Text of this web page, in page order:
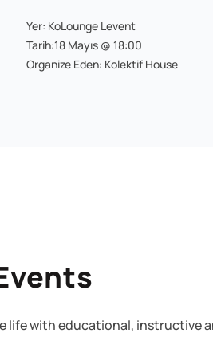
Yer: KoLounge Levent
Tarih:18 Mayıs @ 18:00
Organize Eden: Kolektif House
life with educational, instructive